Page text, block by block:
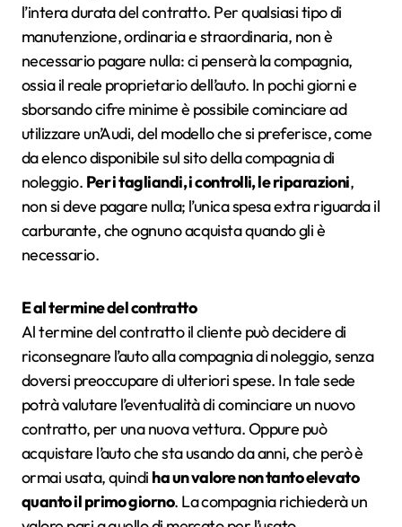
l’intera durata del contratto. Per qualsiasi tipo di
manutenzione, ordinaria e straordinaria, non è
necessario pagare nulla: ci penserà la compagnia,
ossia il reale proprietario dell’auto. In pochi giorni e
sborsando cifre minime è possibile cominciare ad
utilizzare un’Audi, del modello che si preferisce, come
da elenco disponibile sul sito della compagnia di
noleggio. Per i tagliandi, i controlli, le riparazioni,
non si deve pagare nulla; l’unica spesa extra riguarda il
carburante, che ognuno acquista quando gli è
necessario.
E al termine del contratto
Al termine del contratto il cliente può decidere di
riconsegnare l’auto alla compagnia di noleggio, senza
doversi preoccupare di ulteriori spese. In tale sede
potrà valutare l’eventualità di cominciare un nuovo
contratto, per una nuova vettura. Oppure può
acquistare l’auto che sta usando da anni, che però è
ormai usata, quindi ha un valore non tanto elevato
quanto il primo giorno. La compagnia richiederà un